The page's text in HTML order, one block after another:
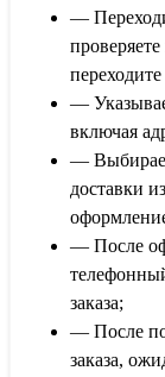
—
—
включая
—
доставки
— После
заказа;
— После
заказа,